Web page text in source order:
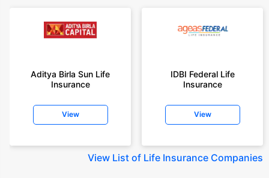
+On the basis of your profile
years of age, rounded off to nearest 10
insurance for an 18 year-old male, non-smoker, with no pre-existing
diseases, cover upto 30 years of age rounded off to nearest 10
old male, non-smoker, with no pre-existing diseases, cover upto 30 years
Aditya Birla Sun Life
Insurance
View
IDBI Federal Life
Insurance
View
View List of Life Insurance Companies